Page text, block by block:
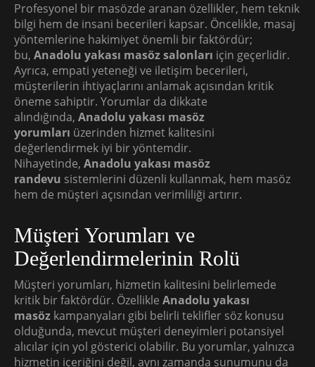
Profesyonel bir masözde aranan özellikler, hem teknik
bilgi hem de insani becerileri kapsar. Öncelikle, masaj
yöntemlerine hakimiyet önemli bir faktördür;
bu, Anadolu yakası masöz salonları için geçerlidir.
Ayrıca, empati yeteneği ve iletişim becerileri,
müşterilerin ihtiyaçlarını anlamak açısından kritik
öneme sahiptir. Yorumlar da dikkate
alındığında, Anadolu yakası masöz
yorumları üzerinden hizmet kalitesini
değerlendirmek iyi bir yöntemdir.
Nihayetinde, Anadolu yakası masöz
randevu sistemlerini düzenli kullanmak, hem masöz
hem de müşteri açısından verimliliği artırır.
Müşteri Yorumları ve
Değerlendirmelerinin Rolü
Müşteri yorumları, hizmetin kalitesini belirlemede
kritik bir faktördür. Özellikle Anadolu yakası
masöz kampanyaları gibi belirli teklifler söz konusu
olduğunda, mevcut müşteri deneyimleri potansiyel
alıcılar için yol gösterici olabilir. Bu yorumlar, yalnızca
hizmetin içeriğini değil, aynı zamanda sunumunu da